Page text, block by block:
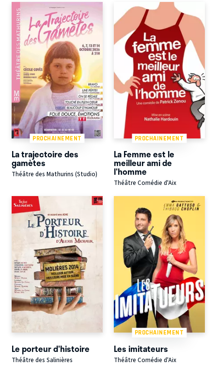
PROCHAINEMENT
La trajectoire des
gamètes
Théâtre des Mathurins (Studio)
PROCHAINEMENT
La Femme est le
meilleur ami de
l'homme
Théâtre Comédie d'Aix
Le porteur d'histoire
Théâtre des Salinières
PROCHAINEMENT
Les imitateurs
Théâtre Comédie d'Aix